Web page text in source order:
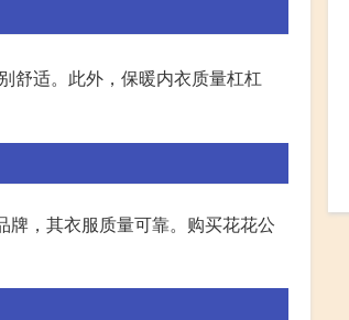
舒适。此外，保暖内衣质量杠杠
，其衣服质量可靠。购买花花公